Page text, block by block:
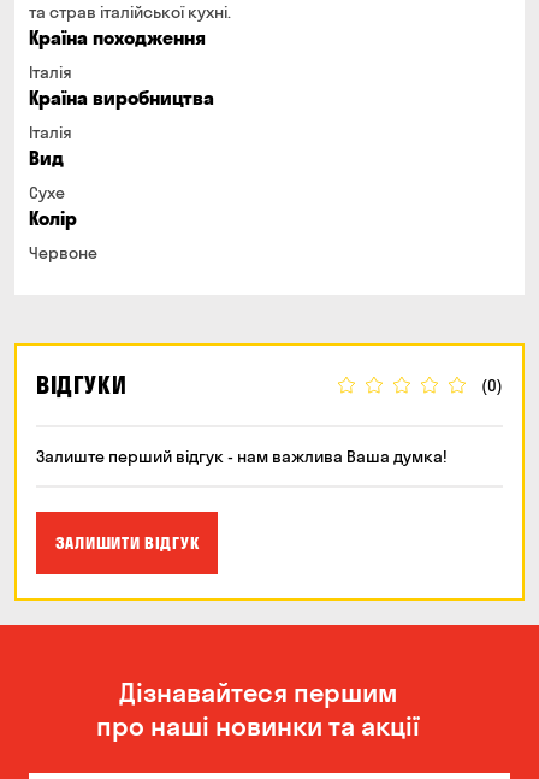
та страв італійської кухні.
Країна походження
Італія
Країна виробництва
Італія
Вид
Сухе
Колір
Червоне
ВІДГУКИ (0)
Залиште перший відгук - нам важлива Ваша думка!
ЗАЛИШИТИ ВІДГУК
Дізнавайтеся першим
про наші новинки та акції